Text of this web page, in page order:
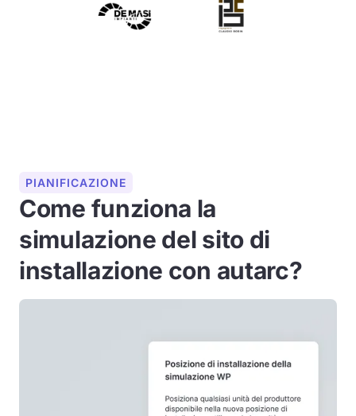
PIANIFICAZIONE
Come funziona la
simulazione del sito di
installazione con autarc?